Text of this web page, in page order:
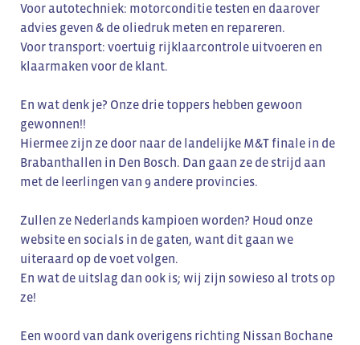
Voor autotechniek: motorconditie testen en daarover
advies geven & de oliedruk meten en repareren.
Voor transport: voertuig rijklaarcontrole uitvoeren en
klaarmaken voor de klant.
En wat denk je? Onze drie toppers hebben gewoon
gewonnen!!
Hiermee zijn ze door naar de landelijke M&T finale in de
Brabanthallen in Den Bosch. Dan gaan ze de strijd aan
met de leerlingen van 9 andere provincies.
Zullen ze Nederlands kampioen worden? Houd onze
website en socials in de gaten, want dit gaan we
uiteraard op de voet volgen.
En wat de uitslag dan ook is; wij zijn sowieso al trots op
ze!
Een woord van dank overigens richting Nissan Bochane